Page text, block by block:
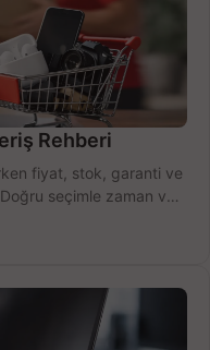
Rehberi
fiyat, stok, garanti ve
seçimle zaman ve